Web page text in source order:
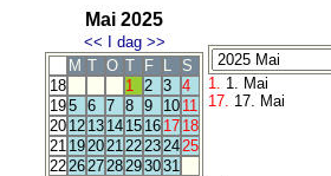
Mai 2025
<< I dag >>
M T O T F L
S
18
1 2 3 4
195 6 7 8 9 10 11
20 12 13 14 15 16 17 18
21 19202122232425
22262728293031
1. 1. Mai
17. 17. Mai